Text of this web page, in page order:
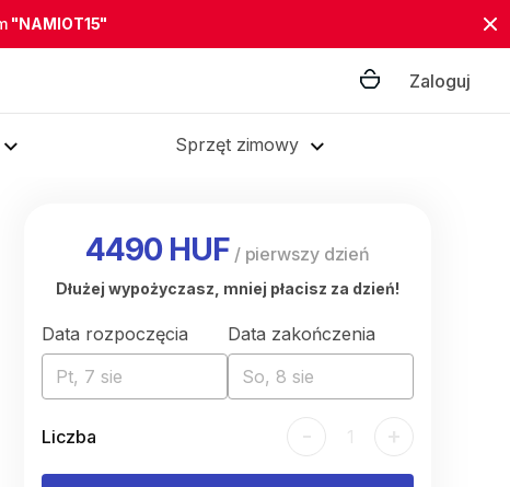
"NAMIOT15"
Zaloguj
Sprzęt zimowy
4490 HUF / pierwszy dzień
Dłużej wypożyczasz, mniej płacisz za dzień!
Data rozpoczęcia
Pt, 7 sie
Data zakończenia
So, 8 sie
Liczba - 1 +